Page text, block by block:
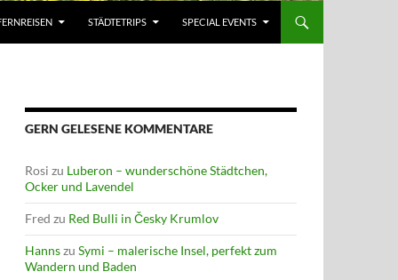
STÄDTETRIPS SPECIAL EVENTS
GERN GELESENE KOMMENTARE
Rosi zu Luberon – wunderschöne Städtchen,
Ocker und Lavendel
Fred zu Red Bulli in Česky Krumlov
Hannszu Symi – malerische Insel, perfekt zum
Wandern und Baden